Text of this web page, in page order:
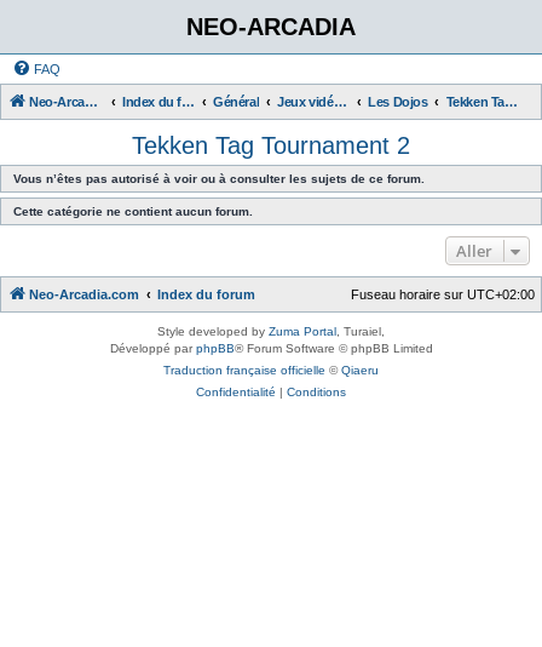
NEO-ARCADIA
FAQ
Neo-Arcadia.com Index du forum Général Jeux vidéo d'arcade Les Dojos Tekken Tag Tournament 2
Tekken Tag Tournament 2
Vous n’êtes pas autorisé à voir ou à consulter les sujets de ce forum.
Cette catégorie ne contient aucun forum.
Aller
Neo-Arcadia.com Index du forum Fuseau horaire sur UTC+02:00
Style developed by Zuma Portal , Turaiel,
Développé parphpBB® Forum Software © phpBB Limited
Traduction française officielle ©Qiaeru
Confidentialité | Conditions